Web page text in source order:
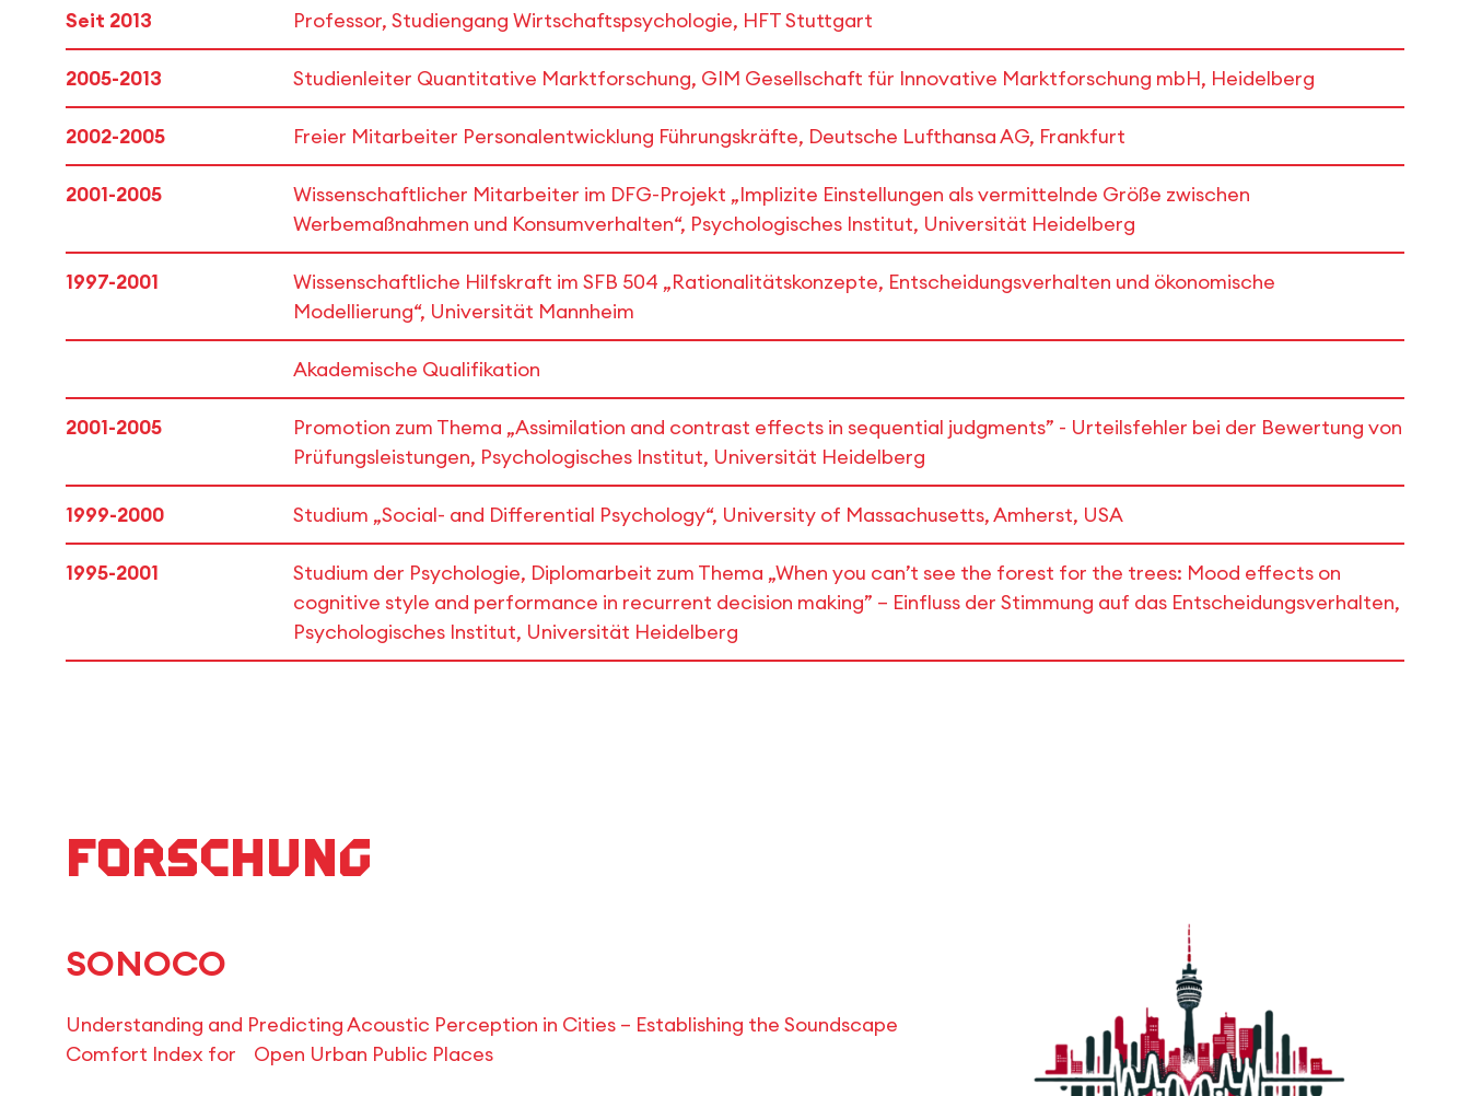
Seit 2013 Professor, Studiengang Wirtschaftspsychologie, HFT Stuttgart
2005-2013 Studienleiter Quantitative Marktforschung, GIM Gesellschaft für Innovative Marktforschung mbH, Heidelberg
2002-2005 Freier Mitarbeiter Personalentwicklung Führungskräfte, Deutsche Lufthansa AG, Frankfurt
2001-2005
Wissenschaftlicher Mitarbeiter im DFG-Projekt „Implizite Einstellungen als vermittelnde Größe zwischen
Werbemaßnahmen und Konsumverhalten“, Psychologisches Institut, Universität Heidelberg
1997-2001
Wissenschaftliche Hilfskraft im SFB 504 „Rationalitätskonzepte, Entscheidungsverhalten und ökonomische
Modellierung“, Universität Mannheim
Akademische Qualifikation
2001-2005
Promotion zum Thema „Assimilation and contrast effects in sequential judgments” - Urteilsfehler bei der Bewertung von
Prüfungsleistungen, Psychologisches Institut, Universität Heidelberg
1999-2000 Studium „Social- and Differential Psychology“, University of Massachusetts, Amherst, USA
1995-2001
Studium der Psychologie, Diplomarbeit zum Thema „When you can’t see the forest for the trees: Mood effects on
cognitive style and performance in recurrent decision making” – Einfluss der Stimmung auf das Entscheidungsverhalten,
Psychologisches Institut, Universität Heidelberg
Forschung
SONOCO
Understanding and Predicting Acoustic Perception in Cities – Establishing the Soundscape
Comfort Index for Open Urban Public Places